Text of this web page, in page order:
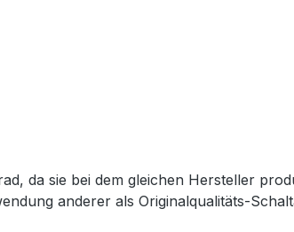
da sie bei dem gleichen Hersteller
anderer als Originalqualitäts-